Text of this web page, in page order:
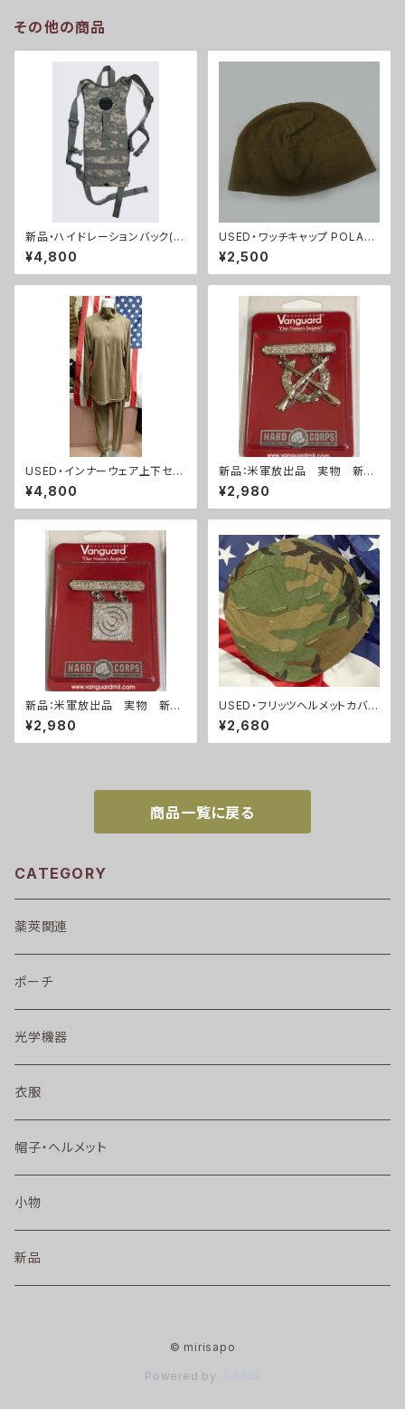
その他の商品
新品・ハイドレーションバック(A
CU)(A0062)
¥4,800
USED・ワッチキャップ POLAR
TEC・USMC コヨーテ フリース
(A0061)
¥2,500
USED・インナーウェア上下セッ
ト(Mサイズ)(A0019)
¥4,800
新品：米軍放出品 実物 新
品 ライフルエキスパート 勲
章(A285)
¥2,980
新品：米軍放出品 実物 新
品 ライフルマークスマン 勲
章(A286)
¥2,980
USED・フリッツヘルメットカバー
ウッドランド(A0030)
¥2,680
商品一覧に戻る
CATEGORY
薬莢関連
ポーチ
光学機器
衣服
帽子・ヘルメット
小物
新品
© mirisapo
Powered by